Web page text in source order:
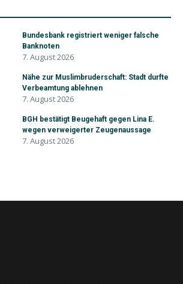
Bundesbank registriert weniger falsche
Banknoten
7. August 2026
Nähe zur Muslimbruderschaft: Stadt durfte
Verbeamtung ablehnen
7. August 2026
BGH bestätigt Beugehaft gegen Lina E.
wegen verweigerter Zeugenaussage
7. August 2026